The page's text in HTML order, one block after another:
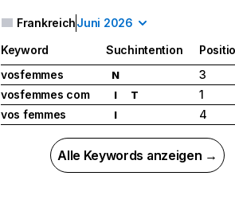
FrankreichJuni 2026
Keyword Suchintention
vosfemmes
N
3
vosfemmes com
I T
1
vos femmes
I 4
Alle Keywords anzeigen →